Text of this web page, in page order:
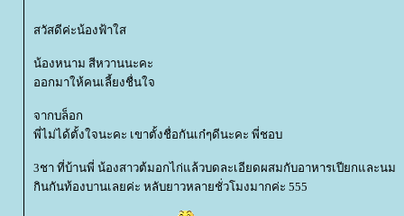
สวัสดีค่ะน้องฟ้าใส
น้องหนาม สีหวานนะคะ
ออกมาให้คนเลี้ยงชื่นใจ
จากบล็อก
พี่ไม่ได้ตั้งใจนะคะ เขาตั้งชื่อกันเก๋ๆดีนะคะ พี่ชอบ
3ชา ที่บ้านพี่ น้องสาวต้มอกไก่แล้วบดละเอียดผสมกับอาหารเปียกและนม
กินกันท้องบานเลยค่ะ หลับยาวหลายชั่วโมงมากค่ะ 555